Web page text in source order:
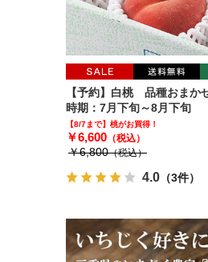
【予約】白桃 品種お
時期：7月下旬～8月下旬
【8/7まで】桃がお買得！
￥6,600 （税込）
￥6,800（税込）
4.0 （3件）